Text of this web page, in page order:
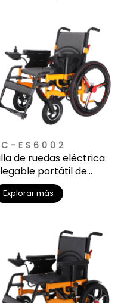
ES6002
de ruedas eléctrica
portátil de
Explorar más